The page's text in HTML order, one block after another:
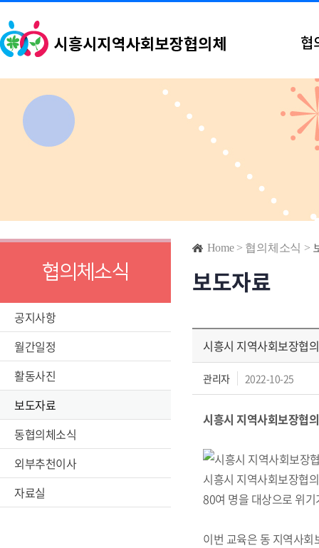
협
협의체소식
공지사항
월간일정
활동사진
보도자료
동협의체소식
외부추천이사
자료실
Home > 협의체소식 >
보도자료
시흥시 지역사회보장협
관리자 2022-10-25
시흥시 지역사회보장협
시흥시 지역사회보장협
80여 명을 대상으로 위
이번 교육은 동 지역사